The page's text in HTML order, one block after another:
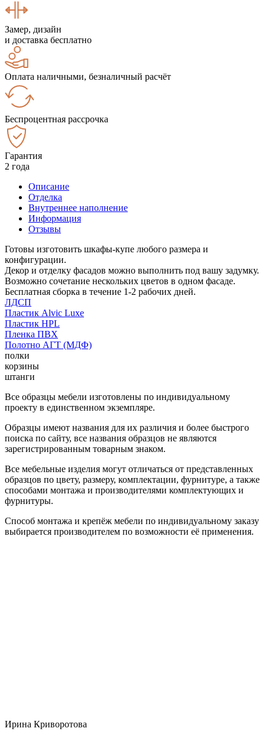
Замер, дизайн
и доставка бесплатно
Оплата наличными, безналичный расчёт
Беспроцентная рассрочка
Гарантия
2 года
Описание
Отделка
Внутреннее наполнение
Информация
Отзывы
Готовы изготовить шкафы-купе любого размера и
конфигурации.
Декор и отделку фасадов можно выполнить под вашу задумку.
Возможно сочетание нескольких цветов в одном фасаде.
Бесплатная сборка в течение 1-2 рабочих дней.
ЛДСП
Пластик Alvic Luxe
Пластик HPL
Пленка ПВХ
Полотно АГТ (МДФ)
полки
корзины
штанги
Все образцы мебели изготовлены по индивидуальному
проекту в единственном экземпляре.
Образцы имеют названия для их различия и более быстрого
поиска по сайту, все названия образцов не являются
зарегистрированным товарным знаком.
Все мебельные изделия могут отличаться от представленных
образцов по цвету, размеру, комплектации, фурнитуре, а также
способами монтажа и производителями комплектующих и
фурнитуры.
Способ монтажа и крепёж мебели по индивидуальному заказу
выбирается производителем по возможности её применения.
Ирина Криворотова